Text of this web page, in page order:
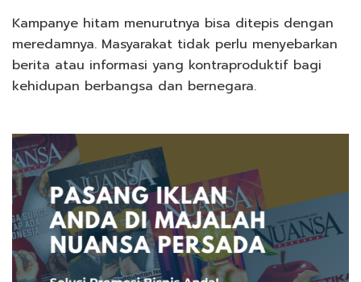
Kampanye hitam menurutnya bisa ditepis dengan
meredamnya. Masyarakat tidak perlu menyebarkan
berita atau informasi yang kontraproduktif bagi
kehidupan berbangsa dan bernegara.